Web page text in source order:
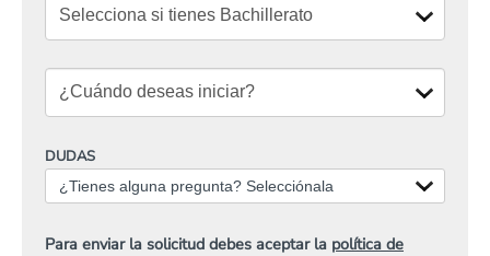
DUDAS
¿Tienes alguna pregunta? Selecciónala
Para enviar la solicitud debes aceptar la política de